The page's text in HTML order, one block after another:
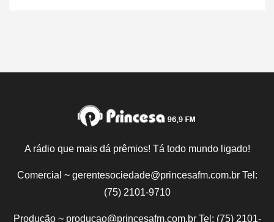
A rádio que mais dá prêmios! Tá todo mundo ligado!
Comercial ~ gerentesociedade@princesafm.com.br Tel:
(75) 2101-9710
Produção ~ producao@princesafm.com.br Tel: (75) 2101-